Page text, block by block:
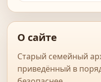
О сайте
Старый семейный
приведённый в